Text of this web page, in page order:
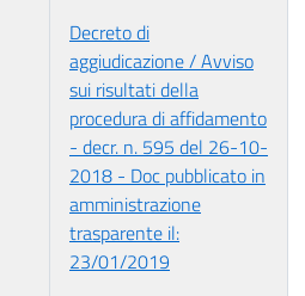
Decreto di
aggiudicazione / Avviso
sui risultati della
procedura di affidamento
- decr. n. 595 del 26-10-
2018 - Doc pubblicato in
amministrazione
trasparente il:
23/01/2019